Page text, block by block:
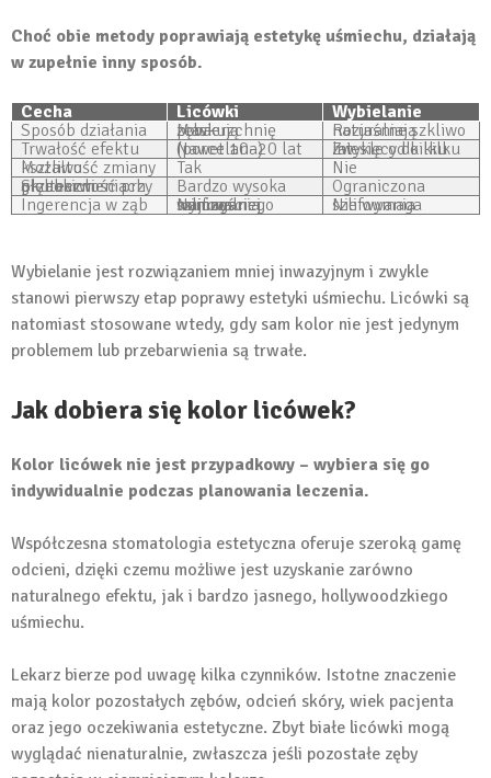
Choć obie metody poprawiają estetykę uśmiechu, działają
w zupełnie inny sposób.
Cecha Licówki
Wybielanie
Sposób działania
Maskują powierzchnię zęba
Rozjaśniają naturalne szkliwo
Trwałość efektu
Nawet 10–20 lat (porcelana)
Zwykle od kilku miesięcy do kilku lat
Możliwość zmiany kształtu
Tak
Nie
Skuteczność przy głębokich przebarwieniach
Bardzo wysoka
Ograniczona
Ingerencja w ząb
Najczęściej wymaga minimalnego szlifowania Nie wymaga szlifowania
Wybielanie jest rozwiązaniem mniej inwazyjnym i zwykle
stanowi pierwszy etap poprawy estetyki uśmiechu. Licówki są
natomiast stosowane wtedy, gdy sam kolor nie jest jedynym
problemem lub przebarwienia są trwałe.
Jak dobiera się kolor licówek?
Kolor licówek nie jest przypadkowy – wybiera się go
indywidualnie podczas planowania leczenia.
Współczesna stomatologia estetyczna oferuje szeroką gamę
odcieni, dzięki czemu możliwe jest uzyskanie zarówno
naturalnego efektu, jak i bardzo jasnego, hollywoodzkiego
uśmiechu.
Lekarz bierze pod uwagę kilka czynników. Istotne znaczenie
mają kolor pozostałych zębów, odcień skóry, wiek pacjenta
oraz jego oczekiwania estetyczne. Zbyt białe licówki mogą
wyglądać nienaturalnie, zwłaszcza jeśli pozostałe zęby